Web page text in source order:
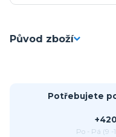
Původ zboží
Potřebujete
Po - Pá (9 -